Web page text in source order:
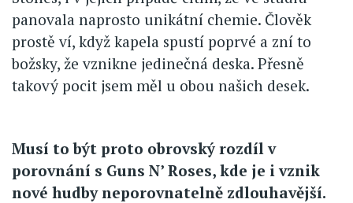
panovala naprosto unikátní chemie. Člověk
prostě ví, když kapela spustí poprvé a zní to
božsky, že vznikne jedinečná deska. Přesně
takový pocit jsem měl u obou našich desek.
Musí to být proto obrovský rozdíl v
porovnání s Guns N’ Roses, kde je i vznik
nové hudby neporovnatelně zdlouhavější.